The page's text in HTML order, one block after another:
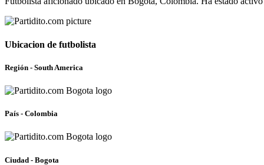
Ubicacion de futbolista
Región - South America
País - Colombia
Ciudad - Bogota